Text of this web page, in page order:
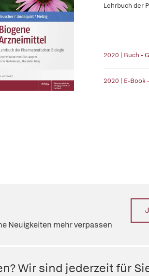
Lehrbuch der
2020 | Buch -
2020 | E-Book
Neuigkeiten mehr verpassen
Wir sind jederzeit für